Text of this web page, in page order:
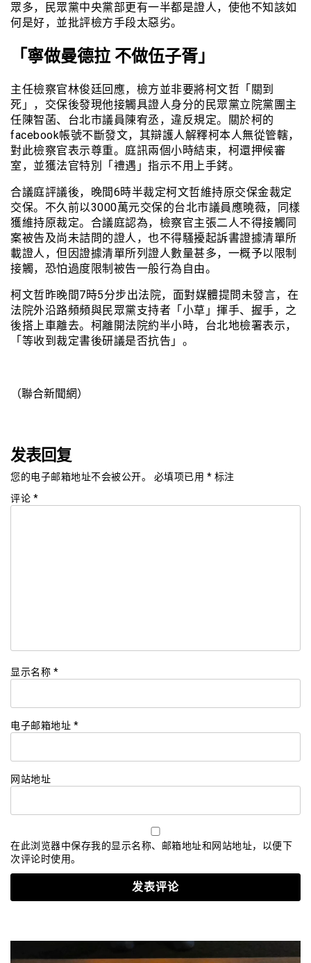
眾多，民眾黨中央黨部更有一半都是證人，使他不知該如
何是好，並批評檢方手段太惡劣。
「寧做曼德拉 不做伍子胥」
主任檢察官林俊廷回應，檢方並非要將柯文哲「關到
死」，交保後發現他接觸具證人身分的民眾黨立院黨團主
任陳智菡、台北市議員陳宥丞，違反規定。關於柯的
facebook帳號不斷發文，其辯護人解釋柯本人無從管轄，
對此檢察官表示尊重。庭訊兩個小時結束，柯還押候審
室，並獲法官特別「禮遇」指示不用上手銬。
合議庭評議後，晚間6時半裁定柯文哲維持原交保金裁定
交保。不久前以3000萬元交保的台北市議員應曉薇，同樣
獲維持原裁定。合議庭認為，檢察官主張二人不得接觸同
案被告及尚未詰問的證人，也不得騷擾起訴書證據清單所
載證人，但因證據清單所列證人數量甚多，一概予以限制
接觸，恐怕過度限制被告一般行為自由。
柯文哲昨晚間7時5分步出法院，面對媒體提問未發言，在
法院外沿路頻頻與民眾黨支持者「小草」揮手、握手，之
後搭上車離去。柯離開法院約半小時，台北地檢署表示，
「等收到裁定書後研議是否抗告」。
（聯合新聞網）
发表回复
您的电子邮箱地址不会被公开。 必填项已用 * 标注
评论 *
显示名称 *
电子邮箱地址 *
网站地址
在此浏览器中保存我的显示名称、邮箱地址和网站地址，以便下
次评论时使用。